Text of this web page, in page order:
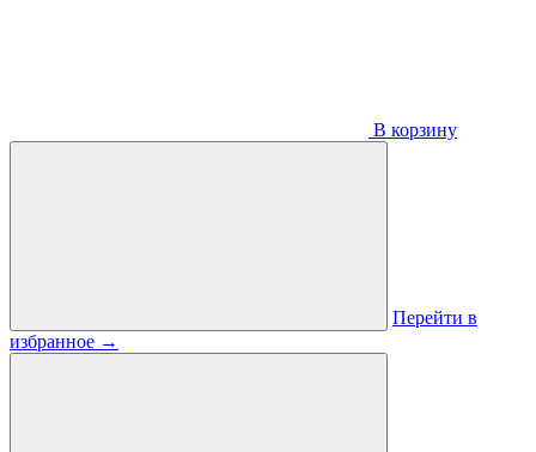
В корзину
Перейти в
избранное →